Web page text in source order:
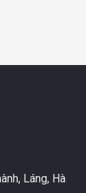
Láng, Hà